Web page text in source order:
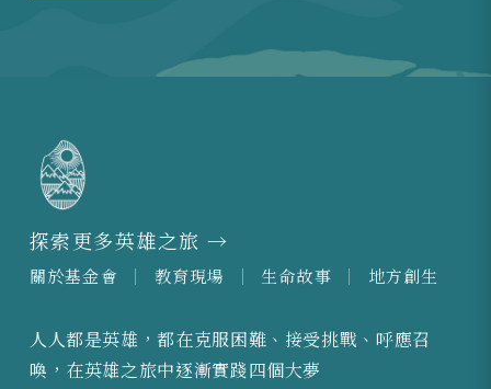
探索更多英雄之旅 →
關於基金會 教育現場 生命故事 地方創生
人人都是英雄，都在克服困難、接受挑戰、呼應召
喚，在英雄之旅中逐漸實踐四個大夢